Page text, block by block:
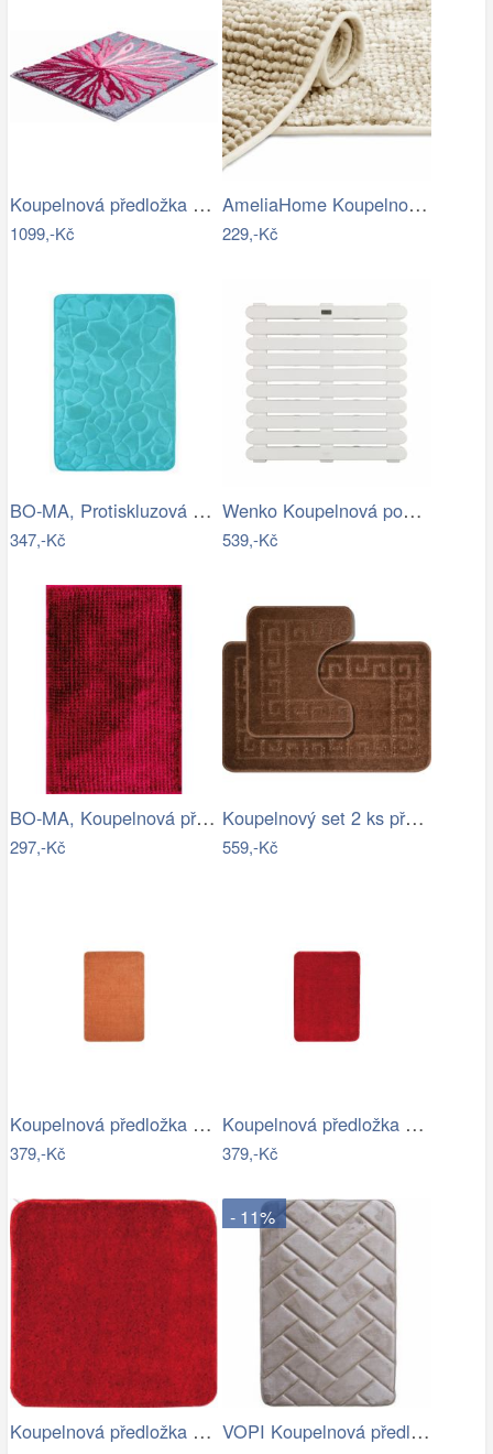
Koupelnová předložka ART
1099,-Kč
AmeliaHome Koupelnová předložka Bati…
229,-Kč
BO-MA, Protiskluzová koupelnová…
347,-Kč
Wenko Koupelnová podložka do sprchy…
539,-Kč
BO-MA, Koupelnová předložka Ella micro…
297,-Kč
Koupelnový set 2 ks předložek WAYMORE
559,-Kč
Koupelnová předložka Optima 60x90 cm…
379,-Kč
Koupelnová předložka Optima 60x90 cm…
379,-Kč
Koupelnová předložka Optima 55x55 cm…
- 11%
VOPI Koupelnová předložka s paměťovou…